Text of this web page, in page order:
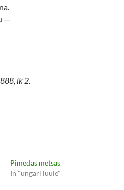
—
lk 2.
Pimedas metsas
In "ungari luule"